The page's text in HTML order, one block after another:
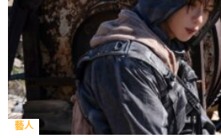
藝人